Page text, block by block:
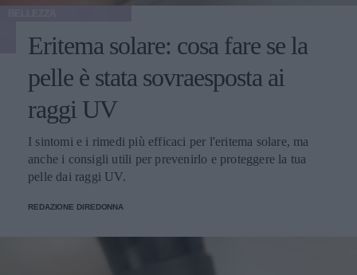
Eritema solare: cosa fare se la
pelle è stata sovraesposta ai
raggi UV
I sintomi e i rimedi più efficaci per l'eritema solare, ma
anche i consigli utili per prevenirlo e proteggere la tua
pelle dai raggi UV.
REDAZIONE DIREDONNA